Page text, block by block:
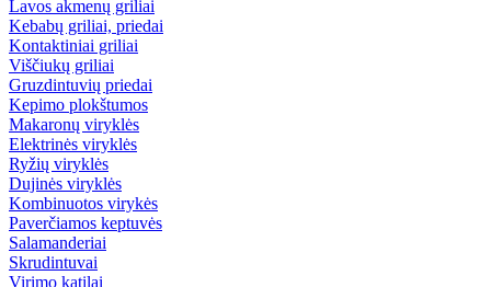
Lavos akmenų griliai
Kebabų griliai, priedai
Kontaktiniai griliai
Viščiukų griliai
Gruzdintuvių priedai
Kepimo plokštumos
Makaronų viryklės
Elektrinės viryklės
Ryžių viryklės
Dujinės viryklės
Kombinuotos virykės
Paverčiamos keptuvės
Salamanderiai
Skrudintuvai
Virimo katilai